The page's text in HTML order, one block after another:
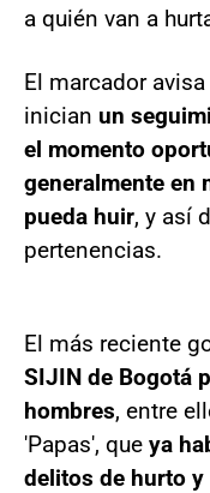
a quién van a
El marcador
inician un
el momento
generalmente en
pueda huir, y así
pertenencias.
El más reciente
SIJIN de Bogotá
hombres, entre
'Papas', que ya
delitos de hurto